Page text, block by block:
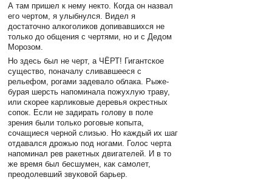
А там пришел к нему некто. Когда он назвал
его чертом, я улыбнулся. Видел я
достаточно алкоголиков допивавшихся не
только до общения с чертями, но и с Дедом
Морозом.
Но здесь был не черт, а ЧЁРТ! Гигантское
существо, поначалу сливавшееся с
рельефом, рогами задевало облака. Рыже-
бурая шерсть напоминала пожухлую траву,
или скорее карликовые деревья окрестных
сопок. Если не задирать голову в поле
зрения были только роговые копыта,
сочащиеся черной слизью. Но каждый их шаг
отдавался дрожью под ногами. Голос черта
напоминал рев ракетных двигателей. И в то
же время был бесшумен, как самолет,
преодолевший звуковой барьер.